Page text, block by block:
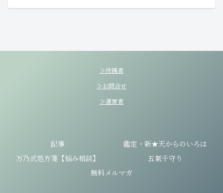
≫投稿者
≫お問合せ
≫運営者
記事
鑑定・新★天からのいろは
万乃式処方箋【悩み相談】
五氣千守り
無料メルマガ